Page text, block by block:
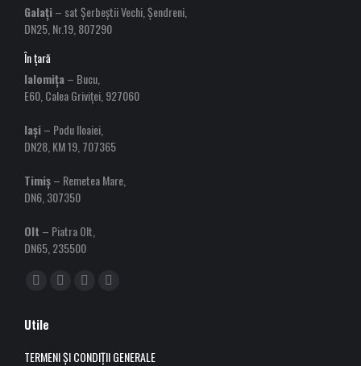
Galați– sat Șerbeștii Vechi, Șendreni,
DN25, Nr.19, 807290
În țară
Ialomița– Bucu,
E60, Calea Griviței, 927060
Iași– Podu Iloaiei,
DN28, KM 19, 707365
Timiș– Remetea Mare,
DN6, 307350
Olt – Piatra Olt,
DN65, 235500
Find us on:
Facebook
opens
in
YouTube
in
Linkedin
in
Instagram
in
Utile
TERMENI ȘI CONDIȚII GENERALE